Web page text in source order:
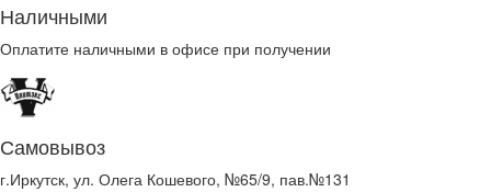
Наличными
Оплатите наличными в офисе при получении
Самовывоз
г.Иркутск, ул. Олега Кошевого, №65/9, пав.№131